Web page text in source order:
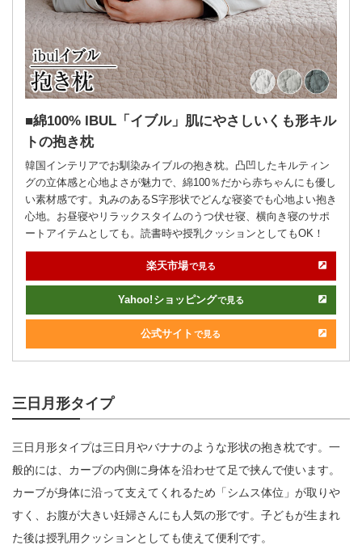
綿100% IBUL「イブル」肌にやさしいくも形キル
トの抱き枕
韓国インテリアでお馴染みイブルの抱き枕。凸凹したキルティン
グの立体感と心地よさが魅力で、綿100％だから赤ちゃんにも優し
い素材感です。丸みのあるS字形状でどんな寝姿でも心地よい抱き
心地。お昼寝やリラックスタイムのうつ伏せ寝、横向き寝のサポ
ートアイテムとしても。読書時や授乳クッションとしてもOK！
楽天市場で見る
Yahoo! ショッピングで見る
公式サイト で見る
三日月形タイプ
三日月形タイプは三日月やバナナのような形状の抱き枕です。一
般的には、カーブの内側に身体を沿わせて足で挟んで使います。
カーブが身体に沿って支えてくれるため「シムス体位」が取りや
すく、お腹が大きい妊婦さんにも人気の形です。子どもが生まれ
た後は授乳用クッションとしても使えて便利です。